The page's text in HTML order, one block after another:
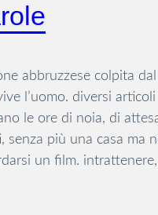
abbruzzese colpita
l’uomo. diversi
le ore di noia, di
senza più una casa ma
un film.